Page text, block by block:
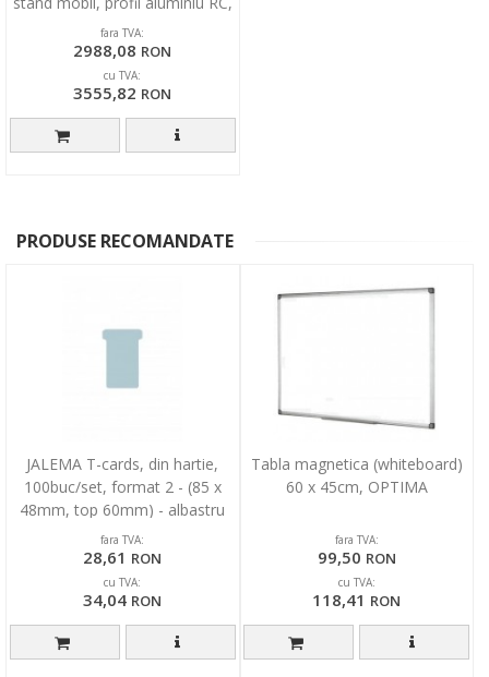
SMIT
fara TVA:
2988,08 RON
cu TVA:
3555,82 RON
PRODUSE RECOMANDATE
JALEMA T-cards, din hartie,
100buc/set, format 2 - (85 x
48mm, top 60mm) - albastru
fara TVA:
28,61 RON
cu TVA:
34,04 RON
Tabla magnetica (whiteboard)
60 x 45cm, OPTIMA
fara TVA:
99,50 RON
cu TVA:
118,41 RON